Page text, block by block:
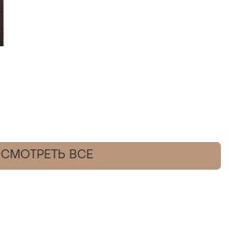
СМОТРЕТЬ ВСЕ